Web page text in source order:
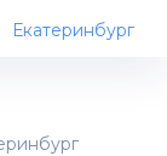
Екатеринбург